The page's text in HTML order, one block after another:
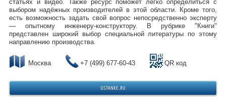
статьях и видео. Также ресурс поможет легко определиться с
выбором надёжных производителей в этой области. Кроме того,
есть возможность задать свой вопрос непосредственно эксперту
— опытному инженеру-конструктору. В рубрике "Книги"
представлен широкий выбор специальной литературы по этому
направлению производства.
Москва +7 (499) 677-60-43 QR код
OSTANKE.RU